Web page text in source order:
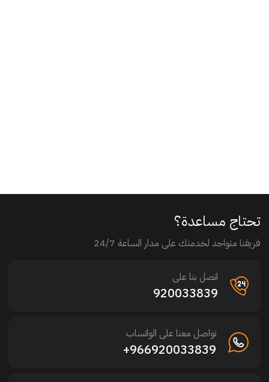
تحتاج مساعدة؟
فريقنا متواجد لخدمتك على مدار الساعة 24/7
اتصل بنا على
920033839
تواصل معنا على الواتساب
966920033839+